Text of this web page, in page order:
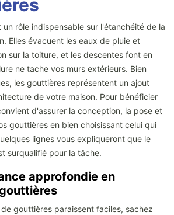
un rôle indispensable sur l'étanchéité de la
Elles évacuent les eaux de pluie et
sur la toiture, et les descentes font en
ne tache vos murs extérieurs. Bien
les gouttières représentent un ajout
de votre maison. Pour bénéficier
d'assurer la conception, la pose et
gouttières en bien choisissant celui qui
lignes vous expliqueront que le
surqualifié pour la tâche.
approfondie en
gouttières paraissent faciles, sachez